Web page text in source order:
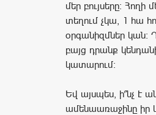
մեր բույսերը։
տեղում չկա, 1 հա
օրգանիզմներ կան։
բայց դրանք
կատարում։
Եվ այսպես, ի՞նչ է
ամենաառաջինը իր